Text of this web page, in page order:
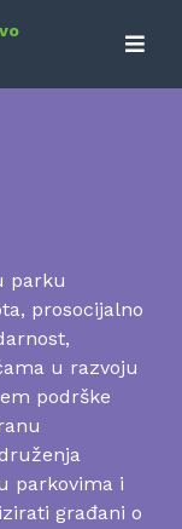
parku
prosocijalno
u razvoju
podrške
parkovima i
građani o